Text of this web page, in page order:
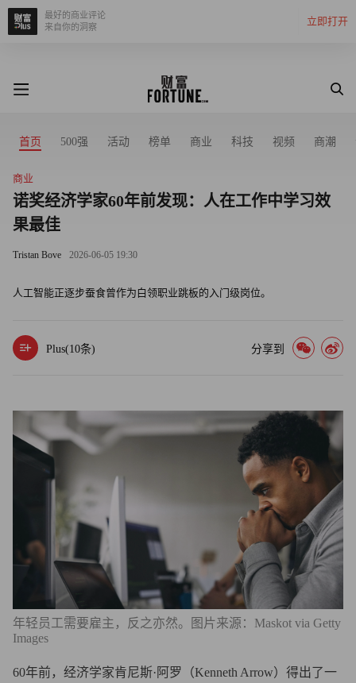
立即打开
最好的商业评论
来自你的洞察
首页 500强 活动 榜单 商业 科技 视频 商潮
商业
诺奖经济学家60年前发现：人在工作中学习效
果最佳
Tristan Bove 2026-06-05 19:30
人工智能正逐步蚕食曾作为白领职业跳板的入门级岗位。
Plus(10条) 分享到
年轻员工需要雇主，反之亦然。图片来源：Maskot via Getty
Images
60年前，经济学家肯尼斯·阿罗（Kenneth Arrow）得出了一